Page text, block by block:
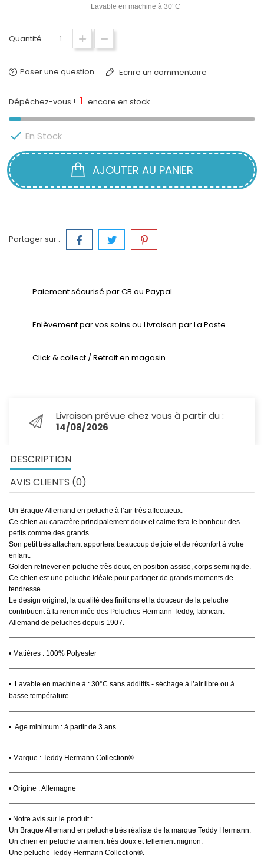
Lavable en machine à 30°C
Quantité
Poser une question Ecrire un commentaire
Dépêchez-vous ! 1 encore en stock.
 En Stock
AJOUTER AU PANIER
Partager sur :
Paiement sécurisé par CB ou Paypal
Enlèvement par vos soins ou Livraison par La Poste
Click & collect / Retrait en magasin
Livraison prévue chez vous à partir du :
14/08/2026
DESCRIPTION
AVIS CLIENTS (0)
Un Braque Allemand en peluche à l’air très affectueux.
Ce chien au caractère principalement doux et calme fera le bonheur des
petits comme des grands.
Son petit très attachant apportera beaucoup de joie et de réconfort à votre
enfant.
Golden retriever en peluche très doux, en position assise, corps semi rigide.
Ce chien est une peluche idéale pour partager de grands moments de
tendresse.
Le design original, la qualité des finitions et la douceur de la peluche
contribuent à la renommée des Peluches Hermann Teddy, fabricant
Allemand de peluches depuis 1907.
• Matières : 100% Polyester
• Lavable en machine à : 30°C sans additifs - séchage à l’air libre ou à
basse température
• Age minimum : à partir de 3 ans
• Marque : Teddy Hermann Collection®
• Origine : Allemagne
• Notre avis sur le produit :
Un Braque Allemand en peluche très réaliste de la marque Teddy Hermann.
Un chien en peluche vraiment très doux et tellement mignon.
Une peluche Teddy Hermann Collection®.